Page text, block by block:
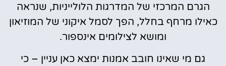
הגרם המרכזי של המדרגות הלולייניות, שנראה
כאילו מרחף בחלל, הפך לסמל איקוני של המוזיאון
ומושא לצילומים אינספור.
גם מי שאינו חובב אמנות ימצא כאן עניין – כי